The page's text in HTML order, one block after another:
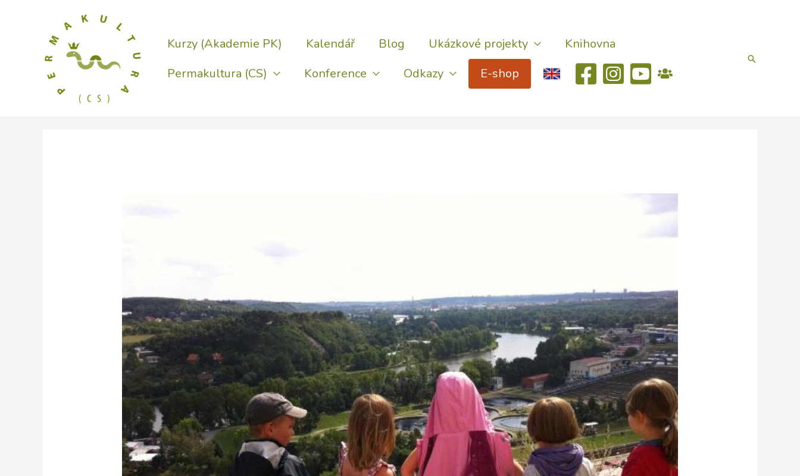
Kurzy (Akademie PK) Kalendář Blog Ukázkové projekty
Knihovna
Permakultura (CS)
Konference Odkazy E-shop
Hledat